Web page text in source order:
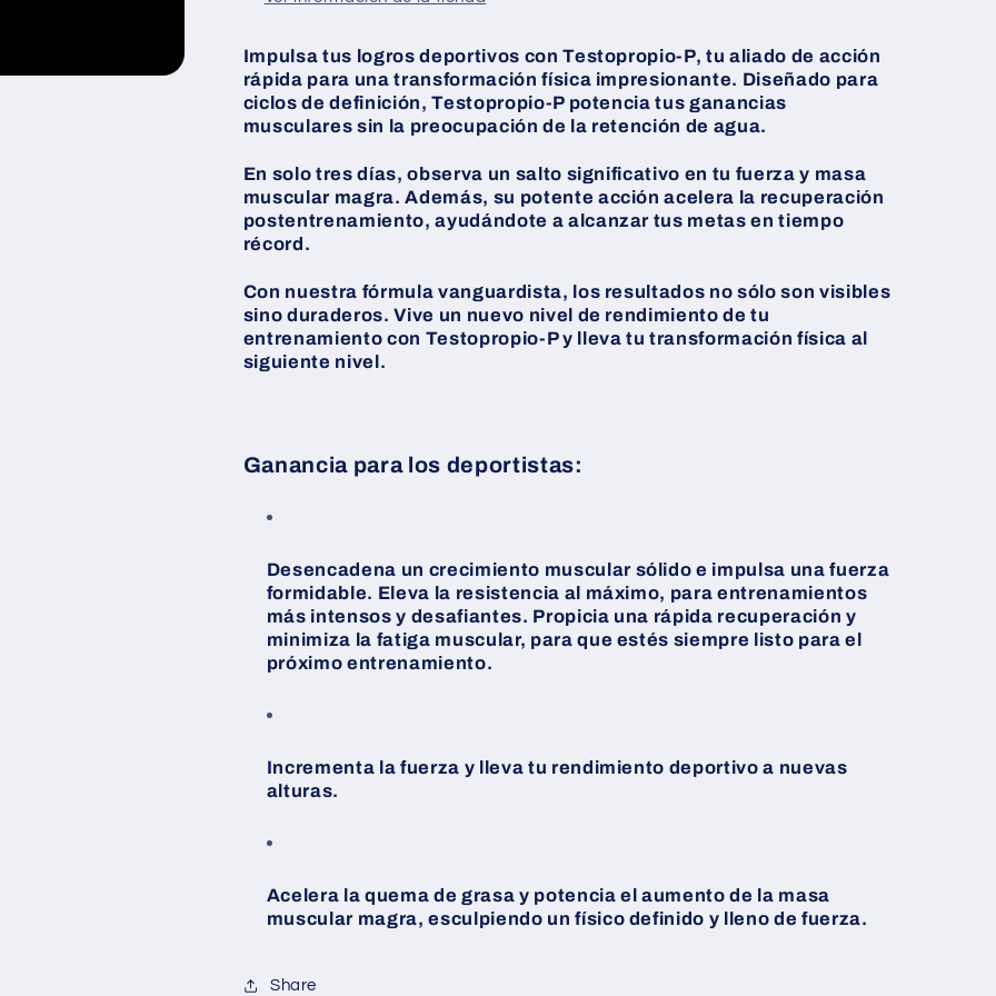
Impulsa tus logros deportivos con Testopropio-P, tu aliado de acción
rápida para una transformación física impresionante. Diseñado para
ciclos de definición, Testopropio-P potencia tus ganancias
musculares sin la preocupación de la retención de agua.
En solo tres días, observa un salto significativo en tu fuerza y masa
muscular magra. Además, su potente acción acelera la recuperación
postentrenamiento, ayudándote a alcanzar tus metas en tiempo
récord.
Con nuestra fórmula vanguardista, los resultados no sólo son visibles
sino duraderos. Vive un nuevo nivel de rendimiento de tu
entrenamiento con Testopropio-P y lleva tu transformación física al
siguiente nivel.
Ganancia para los deportistas:
Desencadena un crecimiento muscular sólido e impulsa una fuerza
formidable. Eleva la resistencia al máximo, para entrenamientos
más intensos y desafiantes. Propicia una rápida recuperación y
minimiza la fatiga muscular, para que estés siempre listo para el
próximo entrenamiento.
Incrementa la fuerza y lleva tu rendimiento deportivo a nuevas
alturas.
Acelera la quema de grasa y potencia el aumento de la masa
muscular magra, esculpiendo un físico definido y lleno de fuerza.
Share